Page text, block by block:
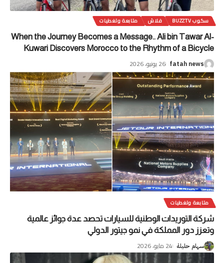
سكوب BUZZTV فلاش
متابعة وتغطيات
When the Journey Becomes a Message.. Ali bin Tawar Al-
Kuwari Discovers Morocco to the Rhythm of a Bicycle
fatah news 26 يونيو، 2026
متابعة وتغطيات
شركة التوريدات الوطنية للسيارات تحصد عدة جوائز عالمية
وتعزز دور المملكة في نمو جيتور الدولي
سهام حليلة 24 مايو، 2026